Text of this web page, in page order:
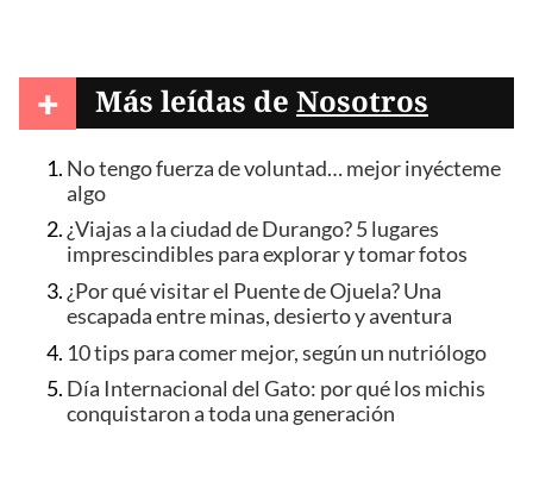
+ Más leídas de Nosotros
No tengo fuerza de voluntad… mejor inyécteme
algo
¿Viajas a la ciudad de Durango? 5 lugares
imprescindibles para explorar y tomar fotos
¿Por qué visitar el Puente de Ojuela? Una
escapada entre minas, desierto y aventura
10 tips para comer mejor, según un nutriólogo
Día Internacional del Gato: por qué los michis
conquistaron a toda una generación